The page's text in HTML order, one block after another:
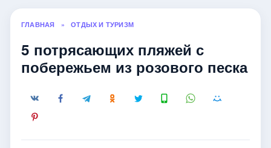
ГЛАВНАЯ » ОТДЫХ И ТУРИЗМ
5 потрясающих пляжей с
побережьем из розового песка